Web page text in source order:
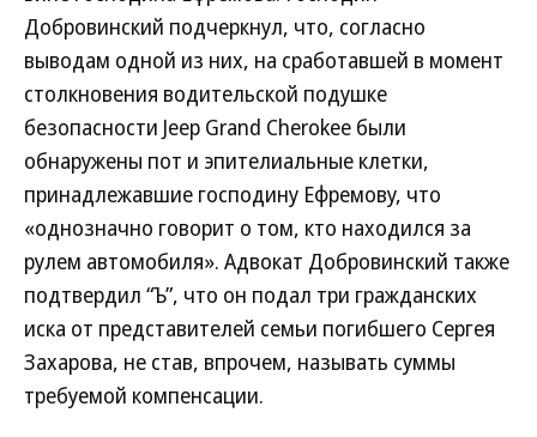
Добровинский подчеркнул, что, согласно
выводам одной из них, на сработавшей в момент
столкновения водительской подушке
безопасности Jeep Grand Cherokee были
обнаружены пот и эпителиальные клетки,
принадлежавшие господину Ефремову, что
«однозначно говорит о том, кто находился за
рулем автомобиля». Адвокат Добровинский также
подтвердил “Ъ”, что он подал три гражданских
иска от представителей семьи погибшего Сергея
Захарова, не став, впрочем, называть суммы
требуемой компенсации.